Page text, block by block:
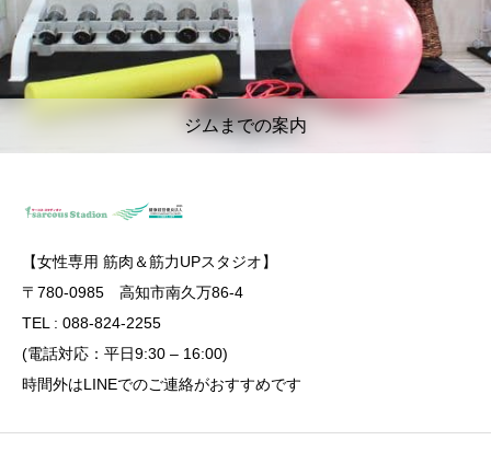
ジムまでの案内
【女性専用 筋肉＆筋力UPスタジオ】
〒780-0985 高知市南久万86-4
TEL : 088-824-2255
(電話対応：平日9:30 – 16:00)
時間外はLINEでのご連絡がおすすめです